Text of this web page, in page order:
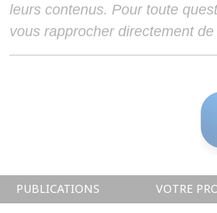
leurs contenus. Pour toute
vous rapprocher directement
PUBLICATIONS VOTRE